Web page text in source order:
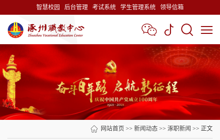
智慧校园 后台管理 考试系统 学生管理系统 领导信箱
网站首页 >> 新闻动态 >> 涿职新闻 >> 正文